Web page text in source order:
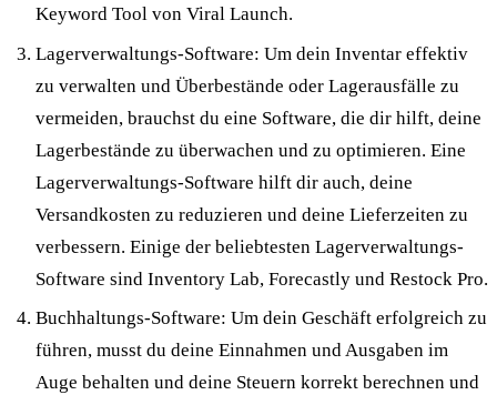
Keyword Tool von Viral Launch.
Lagerverwaltungs-Software: Um dein Inventar effektiv
zu verwalten und Überbestände oder Lagerausfälle zu
vermeiden, brauchst du eine Software, die dir hilft, deine
Lagerbestände zu überwachen und zu optimieren. Eine
Lagerverwaltungs-Software hilft dir auch, deine
Versandkosten zu reduzieren und deine Lieferzeiten zu
verbessern. Einige der beliebtesten Lagerverwaltungs-
Software sind Inventory Lab, Forecastly und Restock Pro.
Buchhaltungs-Software: Um dein Geschäft erfolgreich zu
führen, musst du deine Einnahmen und Ausgaben im
Auge behalten und deine Steuern korrekt berechnen und